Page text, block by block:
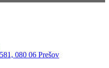
080 06 Prešov